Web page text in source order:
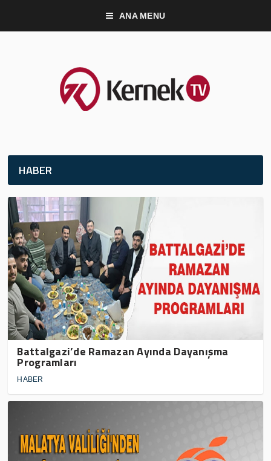
ANA MENU
HABER
Battalgazi’de Ramazan Ayında Dayanışma
Programları
HABER